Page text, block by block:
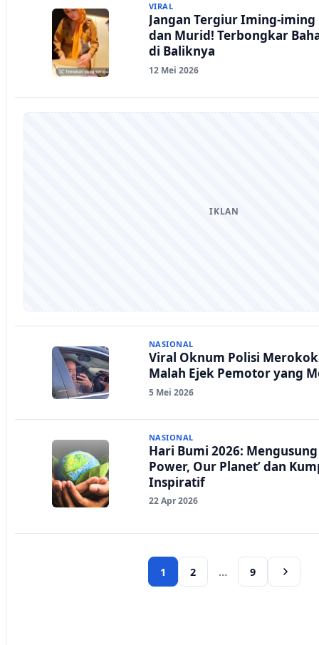
VIRAL
Jangan Tergiur Iming-
dan Murid! Terbongkar
di Baliknya
12 Mei 2026
IKLAN
NASIONAL
Viral Oknum Polisi
Malah Ejek Pemotor yang
5 Mei 2026
NASIONAL
Hari Bumi 2026: Mengusung
Power, Our Planet’ dan
Inspiratif
22 Apr 2026
1 2 … 9